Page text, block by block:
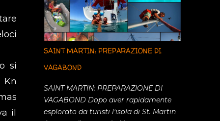
si
Kn
il
indimenticabili. La prima tappa é stata
ovviamente la meravigliosa ITACA,
universalmente nota per essere stata
patria dell'eroe leggendario Ulisse le
cui gesta sono descritte nell' Odissea.
Isola stretta e lunga offre nella costa
splendidi con acqua cristallina e
piccole spiaggette scavate nella roccia.
Facciamo soste brevi nelle calette a
SAINT MARTIN: PREPARAZIONE DI
VAGABOND
SAINT MARTIN: PREPARAZIONE DI
VAGABOND Dopo aver rapidamente
esplorato da turisti l'isola di St. Martin